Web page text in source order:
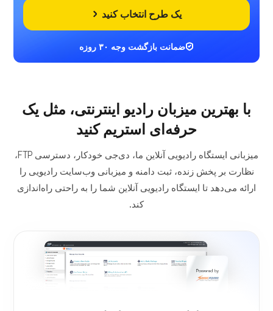
یک طرح انتخاب کنید
ضمانت بازگشت وجه ۳۰ روزه
با بهترین میزبان رادیو اینترنتی، مثل یک
حرفه‌ای استریم کنید
میزبانی ایستگاه رادیویی آنلاین ما، دی‌جی خودکار، دسترسی FTP،
نظارت بر پخش زنده، ثبت دامنه و میزبانی وب‌سایت رادیویی را
ارائه می‌دهد تا ایستگاه رادیویی آنلاین شما را به راحتی راه‌اندازی
کند.